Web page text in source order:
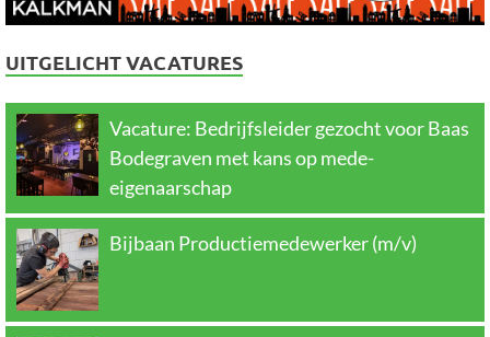
UITGELICHT VACATURES
Vacature: Bedrijfsleider gezocht voor Baas
Bodegraven met kans op mede-
eigenaarschap
Bijbaan Productiemedewerker (m/v)